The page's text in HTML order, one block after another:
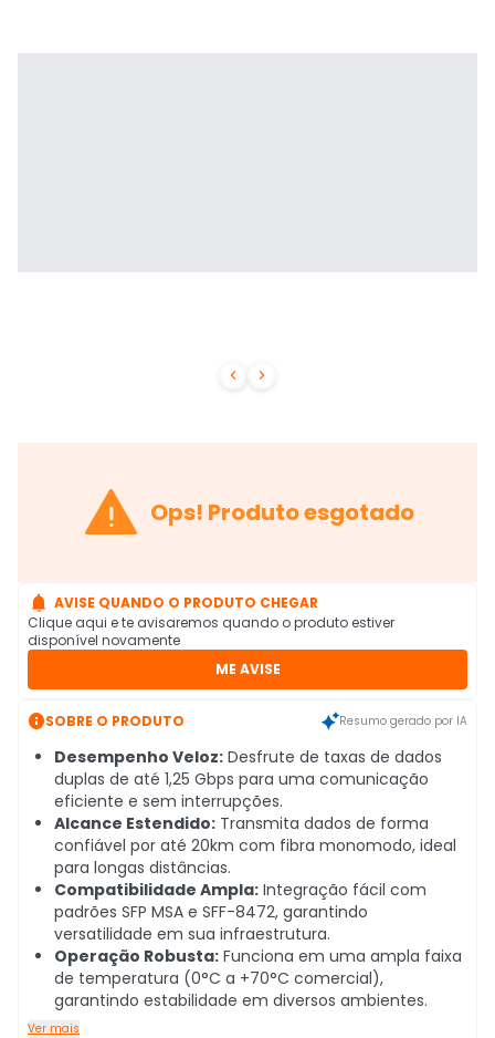
 
 Ops! Produto esgotado
 AVISE QUANDO O PRODUTO CHEGAR
Clique aqui e te avisaremos quando o produto estiver
disponível novamente
ME AVISE
SOBRE O PRODUTO Resumo gerado por IA
Desempenho Veloz: Desfrute de taxas de dados
duplas de até 1,25 Gbps para uma comunicação
eficiente e sem interrupções.
Alcance Estendido: Transmita dados de forma
confiável por até 20km com fibra monomodo, ideal
para longas distâncias.
Compatibilidade Ampla: Integração fácil com
padrões SFP MSA e SFF-8472, garantindo
versatilidade em sua infraestrutura.
Operação Robusta: Funciona em uma ampla faixa
de temperatura (0°C a +70°C comercial),
garantindo estabilidade em diversos ambientes.
Ver mais